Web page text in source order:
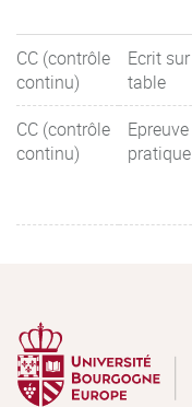
CC (contrôle
continu)
Ecrit sur
table
CC (contrôle
continu)
Epreuve
pratique